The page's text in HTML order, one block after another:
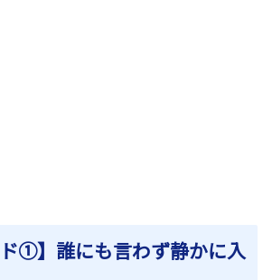
ド①】誰にも言わず静かに入